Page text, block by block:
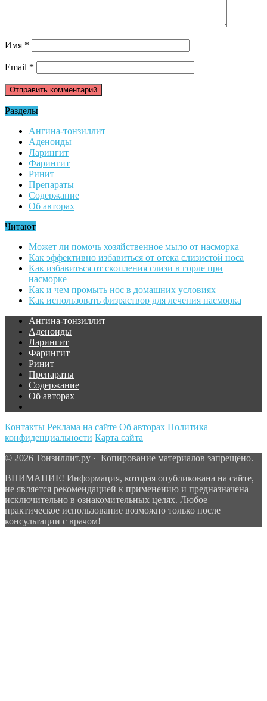
Имя *
Email *
Разделы
Ангина-тонзиллит
Аденоиды
Ларингит
Фарингит
Ринит
Препараты
Содержание
Об авторах
Читают
Может ли помочь хозяйственное мыло от насморка
Как эффективно избавиться от отека слизистой носа
Как избавиться от скопления слизи в горле при
насморке
Как и чем промыть нос в домашних условиях
Как использовать физраствор для лечения насморка
Ангина-тонзиллит
Аденоиды
Ларингит
Фарингит
Ринит
Препараты
Содержание
Об авторах
Контакты Реклама на сайте Об авторах Политика
конфиденциальности Карта сайта
© 2026 Тонзиллит.ру · Копирование материалов запрещено.
ВНИМАНИЕ! Информация, которая опубликована на сайте,
не является рекомендацией к применению и предназначена
исключительно в ознакомительных целях. Любое
практическое использование возможно только после
консультации с врачом!